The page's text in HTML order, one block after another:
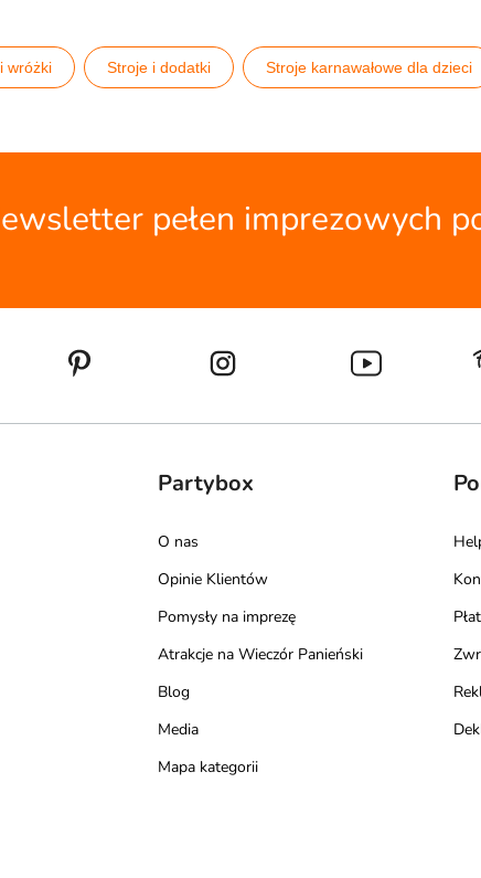
wróżki Stroje i dodatki Stroje karnawałowe dla dzieci
pełen imprezowych
Partybox
O nas
Opinie Klientów
Pomysły na imprezę
Atrakcje na Wieczór Panieński
Blog
Media
Mapa kategorii